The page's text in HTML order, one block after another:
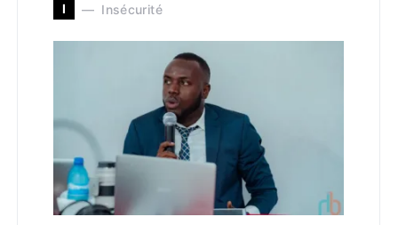
I Insécurité